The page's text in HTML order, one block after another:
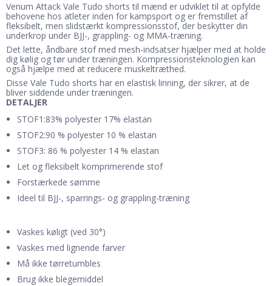
Venum Attack Vale Tudo shorts til mænd er udviklet til at opfylde
behovene hos atleter inden for kampsport og er fremstillet af
fleksibelt, men slidstærkt kompressionsstof, der beskytter din
underkrop under BJJ-, grappling- og MMA-træning.
Det lette, åndbare stof med mesh-indsatser hjælper med at holde
dig kølig og tør under træningen. Kompressionsteknologien kan
også hjælpe med at reducere muskeltræthed.
Disse Vale Tudo shorts har en elastisk linning, der sikrer, at de
bliver siddende under træningen.
DETALJER
STOF1:83% polyester 17% elastan
STOF2:90 % polyester 10 % elastan
STOF3: 86 % polyester 14 % elastan
Let og fleksibelt komprimerende stof
Forstærkede sømme
Ideel til BJJ-, sparrings- og grappling-træning
Vaskes køligt (ved 30°)
Vaskes med lignende farver
Må ikke tørretumbles
Brug ikke blegemiddel